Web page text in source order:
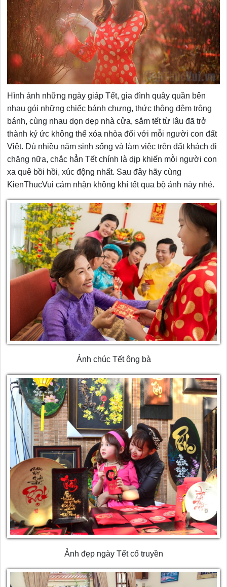
Hình ảnh những ngày giáp Tết, gia đình quây quần bên
nhau gói những chiếc bánh chưng, thức thông đêm trông
bánh, cùng nhau dọn dẹp nhà cửa, sắm tết từ lâu đã trở
thành ký ức không thể xóa nhòa đối với mỗi người con đất
Việt. Dù nhiều năm sinh sống và làm việc trên đất khách đi
chăng nữa, chắc hẳn Tết chính là dịp khiến mỗi người con
xa quê bồi hồi, xúc động nhất. Sau đây hãy cùng
KienThucVui cảm nhận không khí tết qua bộ ảnh này nhé.
Ảnh chúc Tết ông bà
Ảnh đẹp ngày Tết cổ truyền